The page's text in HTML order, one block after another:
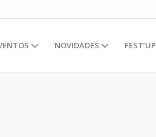
NOVIDADES FEST’UP